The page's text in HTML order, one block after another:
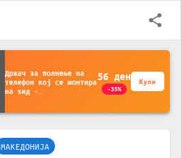
Држач за полнење на
телефон кој се монтира
на ѕид -
за чување на покрај
56 ден
-35%
Купи
МАКЕДОНИЈА